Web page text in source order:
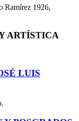
Ramírez 1926,
ARTÍSTICA
LUIS